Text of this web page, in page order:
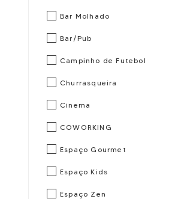
Bar Molhado
Bar/Pub
Campinho de Futebol
Churrasqueira
Cinema
COWORKING
Espaço Gourmet
Espaço Kids
Espaço Zen